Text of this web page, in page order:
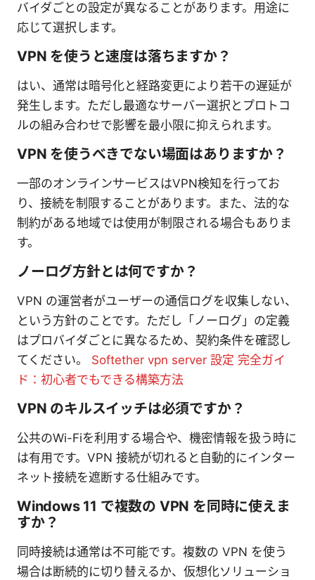
バイダごとの設定が異なることがあります。用途に
応じて選択します。
VPN を使うと速度は落ちますか？
はい、通常は暗号化と経路変更により若干の遅延が
発生します。ただし最適なサーバー選択とプロトコ
ルの組み合わせで影響を最小限に抑えられます。
VPN を使うべきでない場面はありますか？
一部のオンラインサービスはVPN検知を行ってお
り、接続を制限することがあります。また、法的な
制約がある地域では使用が制限される場合もありま
す。
ノーログ方針とは何ですか？
VPN の運営者がユーザーの通信ログを収集しない、
という方針のことです。ただし「ノーログ」の定義
はプロバイダごとに異なるため、契約条件を確認し
てください。 Softether vpn server 設定 完全ガイ
ド：初心者でもできる構築方法
VPN のキルスイッチは必須ですか？
公共のWi-Fiを利用する場合や、機密情報を扱う時に
は有用です。VPN 接続が切れると自動的にインター
ネット接続を遮断する仕組みです。
Windows 11 で複数の VPN を同時に使えま
すか？
同時接続は通常は不可能です。複数の VPN を使う
場合は断続的に切り替えるか、仮想化ソリューショ